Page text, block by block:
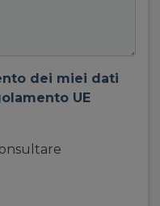
dei miei dati
UE